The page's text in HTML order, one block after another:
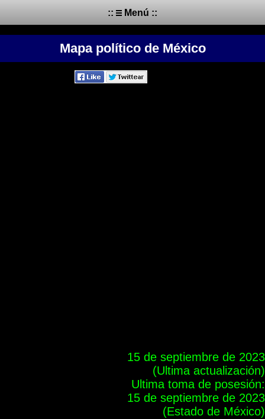
:: Menú ::
Mapa político de México
15 de septiembre de 2023
(Ultima actualización)
Ultima toma de posesión:
15 de septiembre de 2023
(Estado de México)